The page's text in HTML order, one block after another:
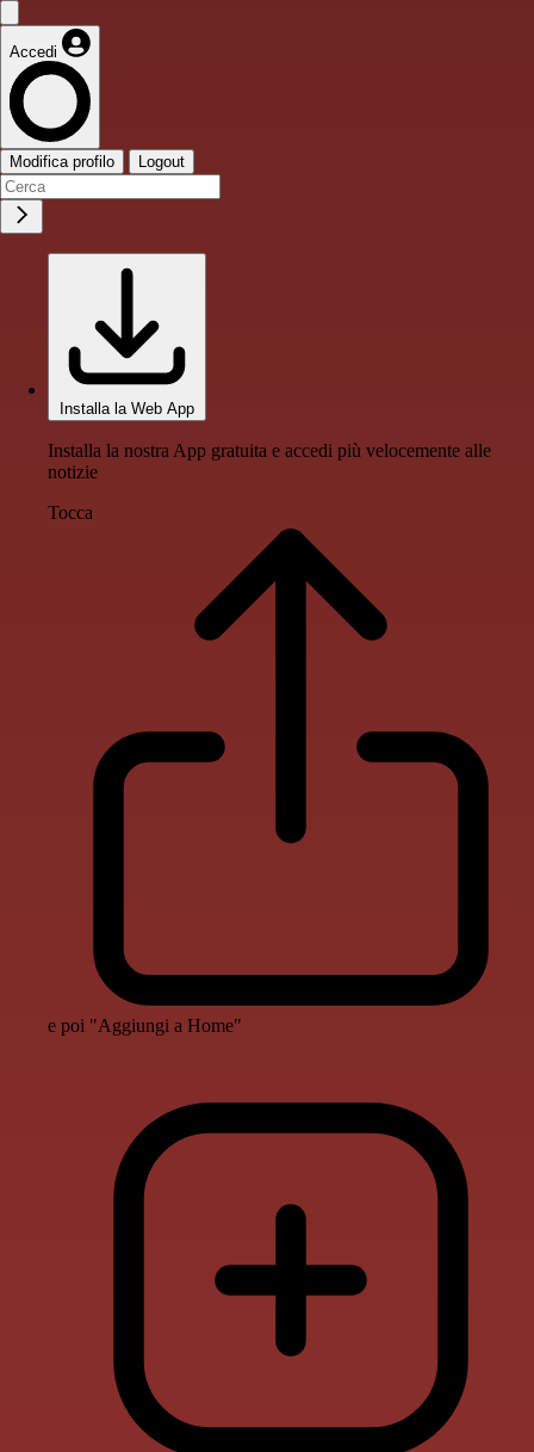
Accedi
Modifica profilo Logout
Installa la Web App
Installa la nostra App gratuita e accedi più velocemente alle
notizie
Tocca
e poi "Aggiungi a Home"